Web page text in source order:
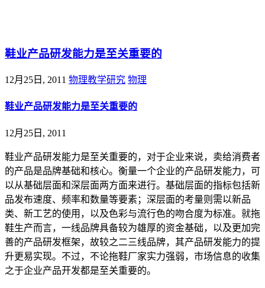
鞋业产品研发能力是至关重要的
12月25日, 2011 物理教学研究 物理
鞋业产品研发能力是至关重要的
12月25日, 2011
鞋业产品研发能力是至关重要的，对于企业来说，卖给消费者
的产品是品牌基础和核心。衡量一个企业的产品研发能力，可
以从基础层面和深层面两方面来进行。基础层面的指标包括新
品发布速度、频率和数量等要素；深层面的考量则需以新品
类、新工艺的使用，以及色彩与流行色的吻合度为标准。就拖
鞋生产而言，一线品牌具备较为雄厚的资金基础，以及更加完
善的产品研发框架，故较之二三线品牌，其产品研发能力的提
升更易实现。不过，不论拖鞋厂家实力强弱，市场信息的收集
之于企业产品开发都是至关重要的。